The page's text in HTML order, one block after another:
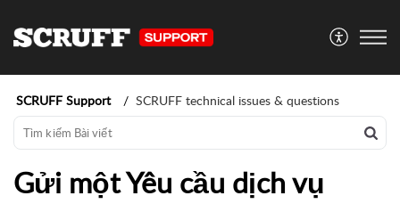
SCRUFF Support SCRUFF technical issues & questions
Gửi một Yêu cầu dịch vụ